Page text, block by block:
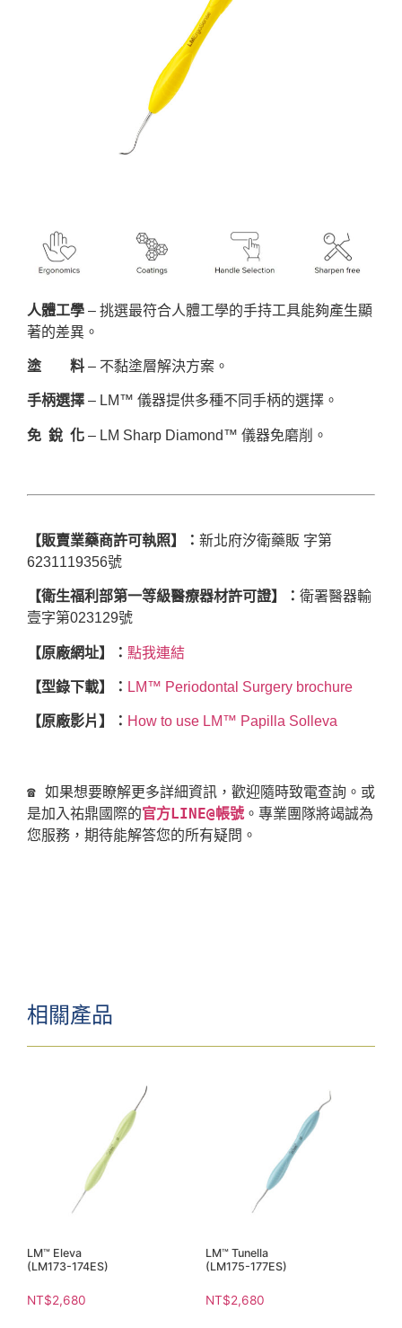
人體工學 – 挑選最符合人體工學的手持工具能夠產生顯
著的差異。
塗 料 – 不黏塗層解決方案。
手柄選擇 – LM™ 儀器提供多種不同手柄的選擇。
免 銳 化 – LM Sharp Diamond™ 儀器免磨削。
【販賣業藥商許可執照】： 新北府汐衛藥販 字第
6231119356號
【衛生福利部第一等級醫療器材許可證】： 衛署醫器輸
壹字第023129號
【原廠網址】： 點我連結
【型錄下載】： LM™ Periodontal Surgery brochure
【原廠影片】： How to use LM™ Papilla Solleva
☎ 如果想要瞭解更多詳細資訊，歡迎隨時致電查詢。或
是加入祐鼎國際的官方LINE@帳號 。專業團隊將竭誠為
相關產品
LM™ Eleva
(LM173-174ES)
NT$2,680
LM™ Tunella
(LM175-177ES)
NT$2,680